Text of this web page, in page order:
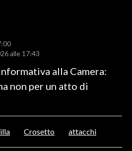
alle 17:43
alla Camera:
non per un atto di
Crosetto attacchi